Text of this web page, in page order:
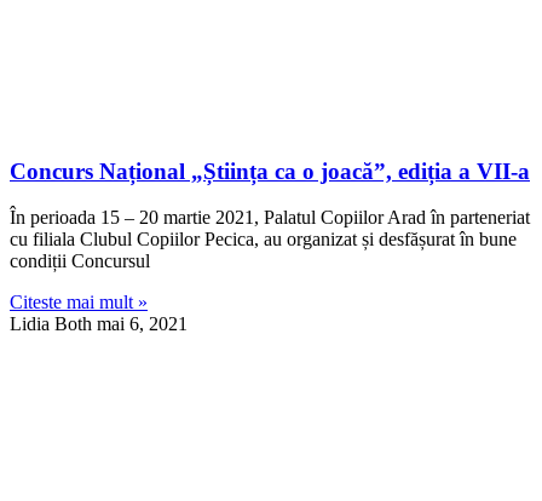
Concurs Național „Știința ca o joacă”, ediția a VII-a
În perioada 15 – 20 martie 2021, Palatul Copiilor Arad în parteneriat
cu filiala Clubul Copiilor Pecica, au organizat și desfășurat în bune
condiții Concursul
Citeste mai mult »
Lidia Both mai 6, 2021